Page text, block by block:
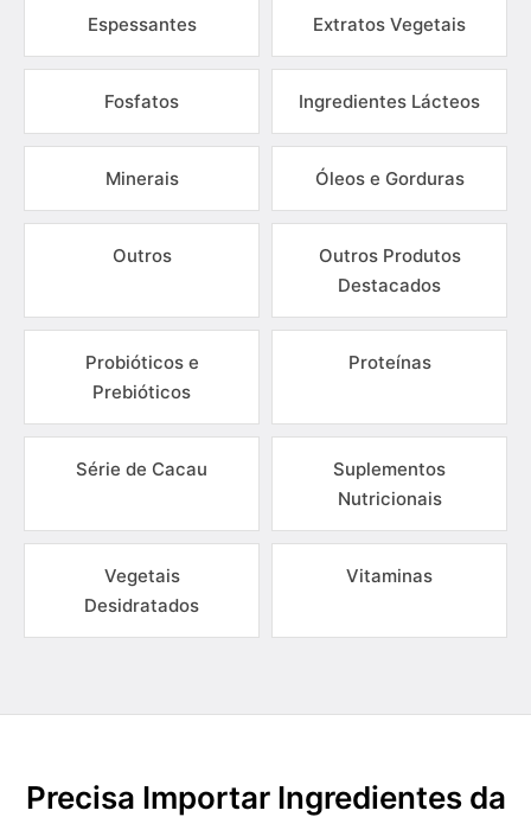
Espessantes Extratos Vegetais
Fosfatos Ingredientes Lácteos
Minerais Óleos e Gorduras
Outros
Outros Produtos
Destacados
Probióticos e
Prebióticos
Proteínas
Série de Cacau
Suplementos
Nutricionais
Vegetais
Desidratados
Vitaminas
Precisa Importar Ingredientes da